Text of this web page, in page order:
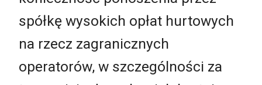
spółkę wysokich opłat hurtowych
na rzecz zagranicznych
operatorów, w szczególności za